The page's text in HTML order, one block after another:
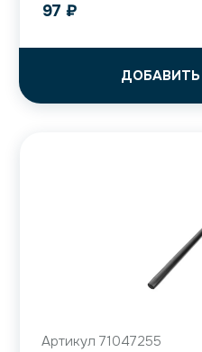
97 ₽
Артикул 71047255